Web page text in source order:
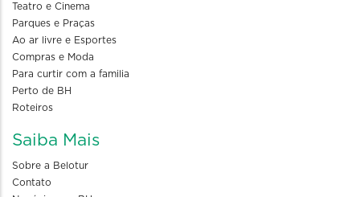
Teatro e Cinema
Parques e Praças
Ao ar livre e Esportes
Compras e Moda
Para curtir com a familia
Perto de BH
Roteiros
Saiba Mais
Sobre a Belotur
Contato